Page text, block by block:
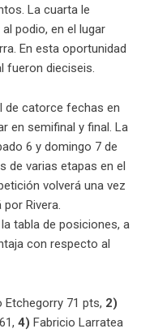
La cuarta le
podio, en el lugar
En esta oportunidad
fueron dieciseis.
de catorce fechas en
en semifinal y final. La
6 y domingo 7 de
de varias etapas en el
volverá una vez
Rivera.
tabla de posiciones, a
con respecto al
Etchegorry 71 pts, 2)
4) Fabricio Larratea